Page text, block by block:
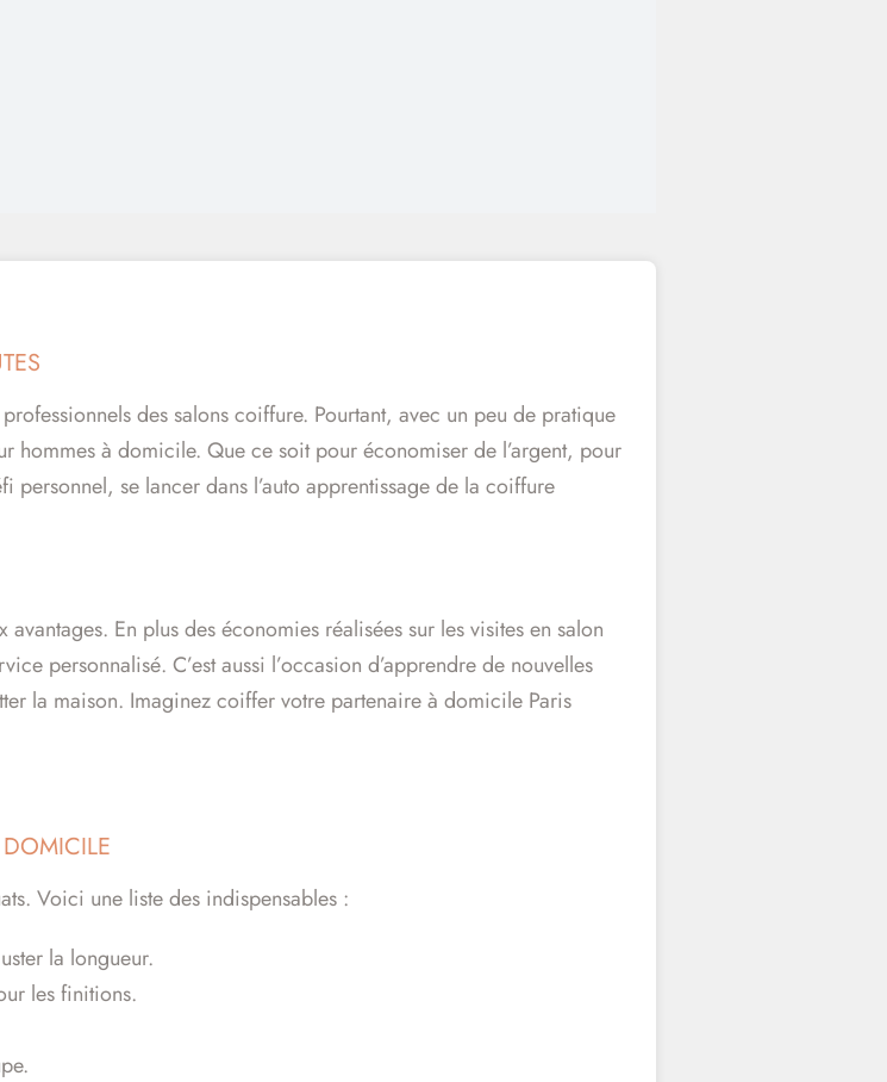
des salons coiffure. Pourtant, avec un peu de pratique
hommes à domicile. Que ce soit pour économiser de l’argent, pour
se lancer dans l’auto apprentissage de la coiffure
En plus des économies réalisées sur les visites en salon
personnalisé. C’est aussi l’occasion d’apprendre de nouvelles
la maison. Imaginez coiffer votre partenaire à domicile Paris
Voici une liste des indispensables :
la longueur.
les finitions.